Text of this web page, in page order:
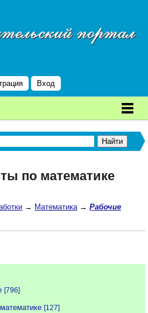
Вход
по математике
→ Математика→ Рабочие
[796]
[127]